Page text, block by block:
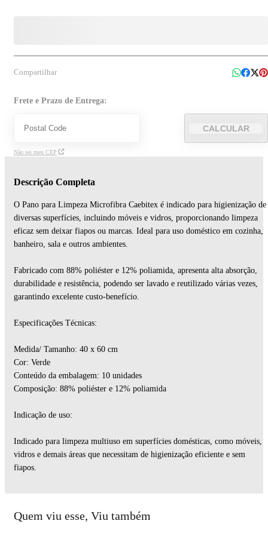
Compartilhar
Frete e Prazo de Entrega:
CALCULAR
Não sei meu CEP
Descrição Completa
O Pano para Limpeza Microfibra Caebitex é indicado para higienização de
diversas superfícies, incluindo móveis e vidros, proporcionando limpeza
eficaz sem deixar fiapos ou marcas. Ideal para uso doméstico em cozinha,
banheiro, sala e outros ambientes.
Fabricado com 88% poliéster e 12% poliamida, apresenta alta absorção,
durabilidade e resistência, podendo ser lavado e reutilizado várias vezes,
garantindo excelente custo-benefício.
Especificações Técnicas:
Medida/ Tamanho: 40 x 60 cm
Cor: Verde
Conteúdo da embalagem: 10 unidades
Composição: 88% poliéster e 12% poliamida
Indicação de uso:
Indicado para limpeza multiuso em superfícies domésticas, como móveis,
vidros e demais áreas que necessitam de higienização eficiente e sem
fiapos.
Quem viu esse, Viu também